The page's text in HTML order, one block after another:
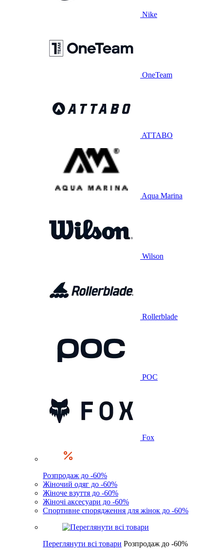
Nike
OneTeam
ATTABO
Aqua Marina
Wilson
Rollerblade
POC
Fox
Розпродаж до -60%
Жіночий одяг до -60%
Жіноче взуття до -60%
Жіночі аксесуари до -60%
Спортивне спорядження для жінок до -60%
Переглянути всі товари Розпродаж до -60%